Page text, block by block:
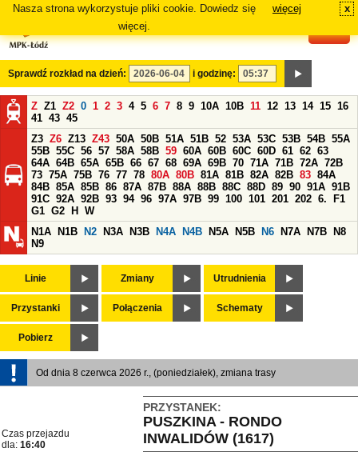
Nasza strona wykorzystuje pliki cookie. Dowiedz się
więcej.
więcej x
Sprawdź rozkład na dzień: i godzinę:
Z Z1 Z2 0 1 2 3 4 5 6 7 8 9 10A 10B 11 12 13 14 15 16
41 43 45
Z3 Z6 Z13 Z43 50A 50B 51A 51B 52 53A 53C 53B 54B 55A
55B 55C 56 57 58A 58B 59 60A 60B 60C 60D 61 62 63
64A 64B 65A 65B 66 67 68 69A 69B 70 71A 71B 72A 72B
73 75A 75B 76 77 78 80A 80B 81A 81B 82A 82B 83 84A
84B 85A 85B 86 87A 87B 88A 88B 88C 88D 89 90 91A 91B
91C 92A 92B 93 94 96 97A 97B 99 100 101 201 202 6.
F1
G1 G2 H
W
N1A
N1B N2 N3A N3B N4A N4B N5A N5B N6 N7A N7B
N8
N9
Linie Zmiany Utrudnienia
Przystanki Połączenia Schematy
Pobierz
Od dnia 8 czerwca 2026 r., (poniedziałek), zmiana trasy
PRZYSTANEK:
PUSZKINA - RONDO
INWALIDÓW (1617)
Czas przejazdu
dla: 16:40